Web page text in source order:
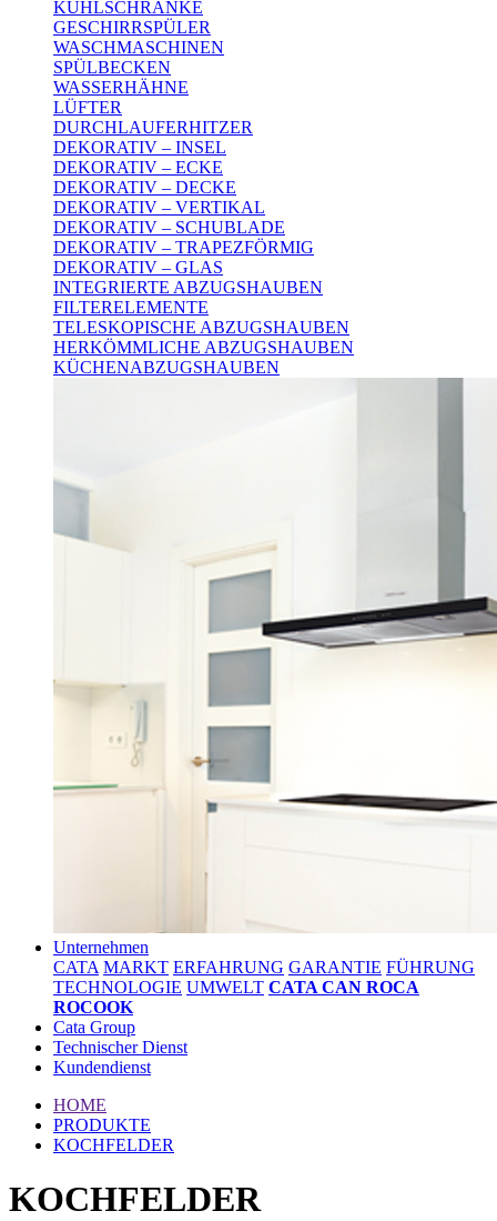
KÜHLSCHRÄNKE
GESCHIRRSPÜLER
WASCHMASCHINEN
SPÜLBECKEN
WASSERHÄHNE
LÜFTER
DURCHLAUFERHITZER
DEKORATIV – INSEL
DEKORATIV – ECKE
DEKORATIV – DECKE
DEKORATIV – VERTIKAL
DEKORATIV – SCHUBLADE
DEKORATIV – TRAPEZFÖRMIG
DEKORATIV – GLAS
INTEGRIERTE ABZUGSHAUBEN
FILTERELEMENTE
TELESKOPISCHE ABZUGSHAUBEN
HERKÖMMLICHE ABZUGSHAUBEN
KÜCHENABZUGSHAUBEN
Unternehmen
CATA MARKT ERFAHRUNG GARANTIE FÜHRUNG
TECHNOLOGIE UMWELT CATA CAN ROCA
ROCOOK
Cata Group
Technischer Dienst
Kundendienst
HOME
PRODUKTE
KOCHFELDER
KOCHFELDER